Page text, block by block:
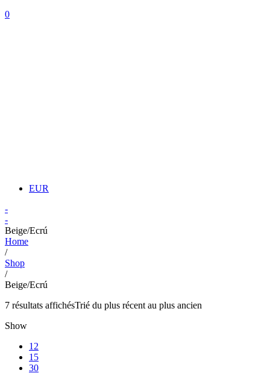
0
EUR
-
-
Beige/Ecrú
Home
/
Shop
/
Beige/Ecrú
7 résultats affichésTrié du plus récent au plus ancien
Show
12
15
30